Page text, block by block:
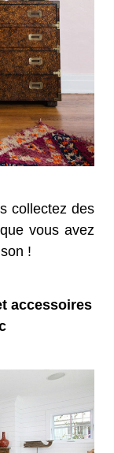
collectez des
vous avez
!
accessoires